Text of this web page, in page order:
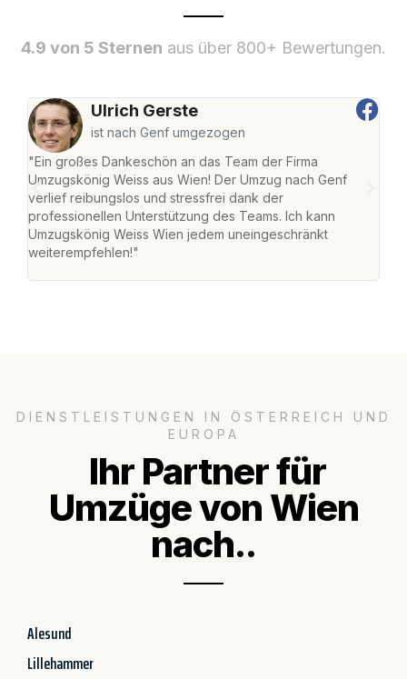
4.9 von 5 Sternen aus über 800+ Bewertungen.
Ulrich Gerste
ist nach Genf umgezogen
"Ein großes Dankeschön an das Team der Firma
Umzugskönig Weiss aus Wien! Der Umzug nach Genf
verlief reibungslos und stressfrei dank der
professionellen Unterstützung des Teams. Ich kann
Umzugskönig Weiss Wien jedem uneingeschränkt
weiterempfehlen!"
DIENSTLEISTUNGEN IN ÖSTERREICH UND
EUROPA
Ihr Partner für
Umzüge von Wien
nach..
Alesund
Lillehammer